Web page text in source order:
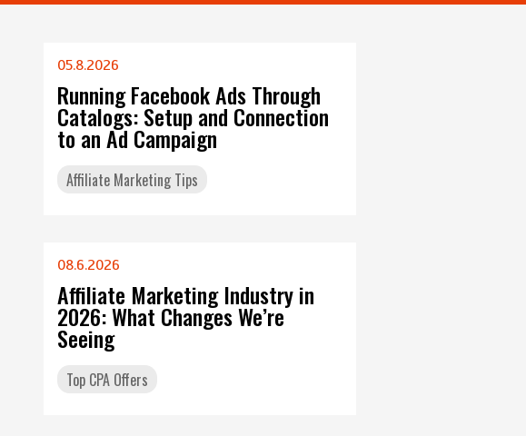
05.8.2026
Running Facebook Ads Through
Catalogs: Setup and Connection
to an Ad Campaign
Affiliate Marketing Tips
08.6.2026
Affiliate Marketing Industry in
2026: What Changes We’re
Seeing
Top CPA Offers